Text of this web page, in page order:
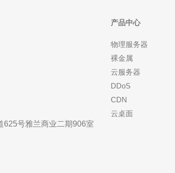
625号雅兰商业二期906室
产品中心
物理服务器
裸金属
云服务器
DDoS
CDN
云桌面